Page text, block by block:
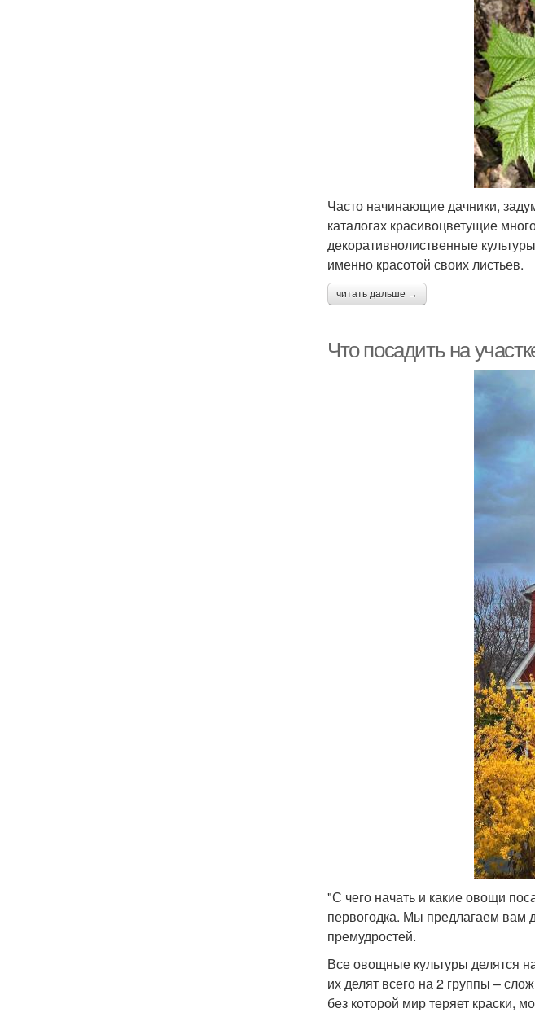
Часто начинающие дачники,
каталогах красивоцветущие
декоративнолиственные
именно красотой своих листьев.
читать дальше →
Что посадить на
"С чего начать и какие овощи
первогодка. Мы предлагаем вам
премудростей.
Все овощные культуры делятся
их делят всего на 2 группы –
без которой мир теряет краски,